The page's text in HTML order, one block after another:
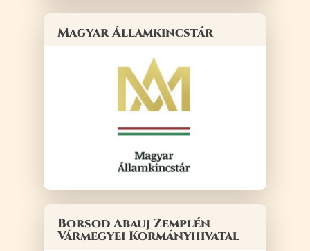
Magyar Államkincstár
Borsod Abauj Zemplén
Vármegyei Kormányhivatal